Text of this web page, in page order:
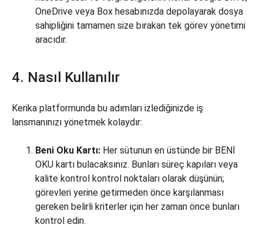
OneDrive veya Box hesabınızda depolayarak dosya
sahipliğini tamamen size bırakan tek görev yönetimi
aracıdır.
4. Nasıl Kullanılır
Kerika platformunda bu adımları izlediğinizde iş
lansmanınızı yönetmek kolaydır:
Beni Oku Kartı: Her sütunun en üstünde bir BENİ
OKU kartı bulacaksınız. Bunları süreç kapıları veya
kalite kontrol kontrol noktaları olarak düşünün;
görevleri yerine getirmeden önce karşılanması
gereken belirli kriterler için her zaman önce bunları
kontrol edin.